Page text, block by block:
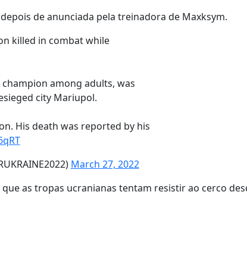
de anunciada pela treinadora de Maxksym.
killed in combat while
among adults, was
city Mariupol.
His death was reported by his
March 27, 2022
as tropas ucranianas tentam resistir ao cerco